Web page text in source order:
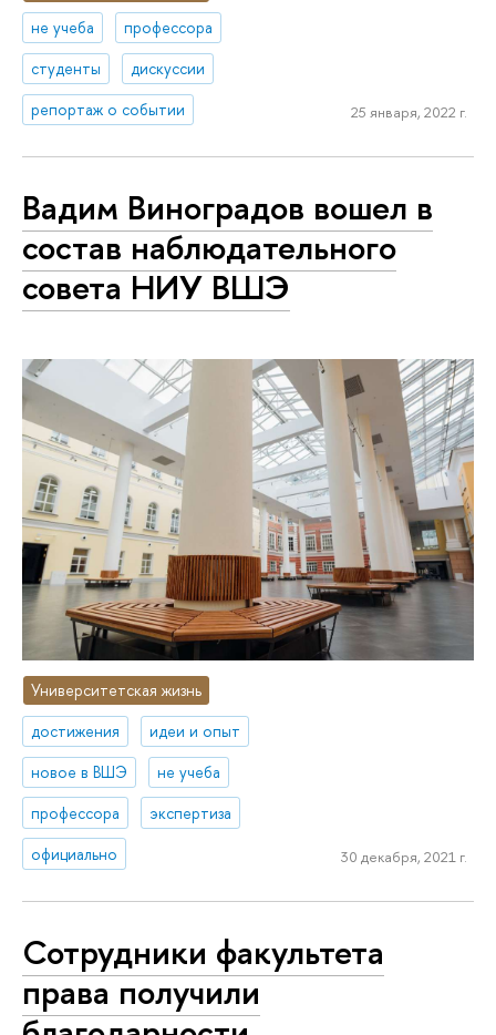
не учеба
профессора
студенты
дискуссии
репортаж о событии
25 января, 2022 г.
Вадим Виноградов вошел в
состав наблюдательного
совета НИУ ВШЭ
Университетская жизнь
достижения
идеи и опыт
новое в ВШЭ
не учеба
профессора
экспертиза
официально
30 декабря, 2021 г.
Сотрудники факультета
права получили